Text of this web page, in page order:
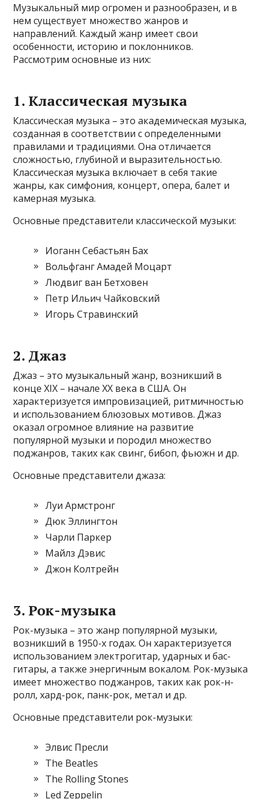
Музыкальный мир огромен и разнообразен, и в
нем существует множество жанров и
направлений. Каждый жанр имеет свои
особенности, историю и поклонников.
Рассмотрим основные из них:
1. Классическая музыка
Классическая музыка – это академическая музыка,
созданная в соответствии с определенными
правилами и традициями. Она отличается
сложностью, глубиной и выразительностью.
Классическая музыка включает в себя такие
жанры, как симфония, концерт, опера, балет и
камерная музыка.
Основные представители классической музыки:
Иоганн Себастьян Бах
Вольфганг Амадей Моцарт
Людвиг ван Бетховен
Петр Ильич Чайковский
Игорь Стравинский
2. Джаз
Джаз – это музыкальный жанр, возникший в
конце XIX – начале XX века в США. Он
характеризуется импровизацией, ритмичностью
и использованием блюзовых мотивов. Джаз
оказал огромное влияние на развитие
популярной музыки и породил множество
поджанров, таких как свинг, бибоп, фьюжн и др.
Основные представители джаза:
Луи Армстронг
Дюк Эллингтон
Чарли Паркер
Майлз Дэвис
Джон Колтрейн
3. Рок-музыка
Рок-музыка – это жанр популярной музыки,
возникший в 1950-х годах. Он характеризуется
использованием электрогитар, ударных и бас-
гитары, а также энергичным вокалом. Рок-музыка
имеет множество поджанров, таких как рок-н-
ролл, хард-рок, панк-рок, метал и др.
Основные представители рок-музыки:
Элвис Пресли
The Beatles
The Rolling Stones
Led Zeppelin